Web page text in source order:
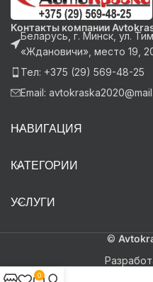
Контакты компании
Беларусь, г. Минск, ул.
«Ждановичи», место 19,
Тел: +375 (29) 569-48-25
Email:
НАВИГАЦИЯ
КАТЕГОРИИ
УСЛУГИ
©
0